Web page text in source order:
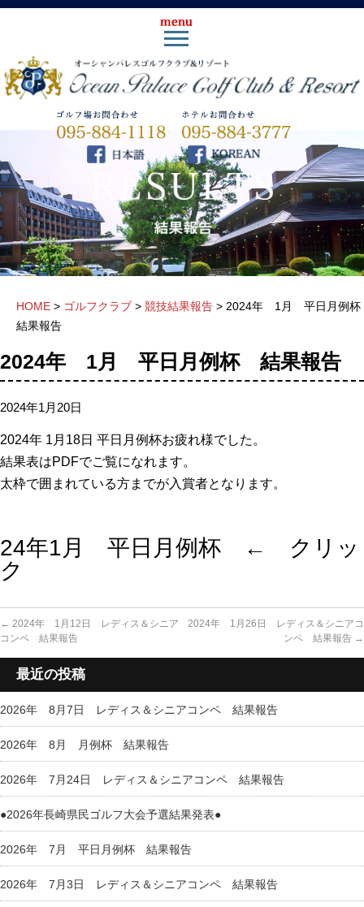
HOME > ゴルフクラブ > 競技結果報告 > 2024年 1月 平日月例
結果報告
2024年 1月 平日月例杯 結果報告
2024年1月20日
2024年 1月18日 平日月例杯お疲れ様でした。
結果表はPDFでご覧になれます。
太枠で囲まれている方までが入賞者となりま す。
24年1月 平日月例杯 ← クリッ
ク
← 2024年 1月12日 レディス＆シニア
コンペ 結果報告
2024年 1月26日 レディス＆シニアコ
ンペ 結果報告 →
最近の投稿
2026年 8月7日 レディス＆シニアコンペ 結果報告
2026年 8月 月例杯 結果報告
2026年 7月24日 レディス＆シニアコンペ 結果報告
●2026年長崎県民ゴルフ大会予選結果発表●
2026年 7月 平日月例杯 結果報告
2026年 7月3日 レディス＆シニアコンペ 結果報告